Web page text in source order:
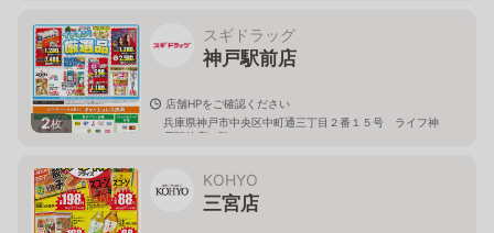
2枚
スギドラッグ
神戸駅前店
店舗HPをご確認ください
兵庫県神戸市中央区中町通三丁目２番１５号 ライフ神
戸駅前店２階
KOHYO
三宮店